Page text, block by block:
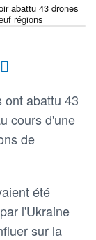
abattu 43 drones
régions
ont abattu 43
cours d'une
de
été
l'Ukraine
sur la